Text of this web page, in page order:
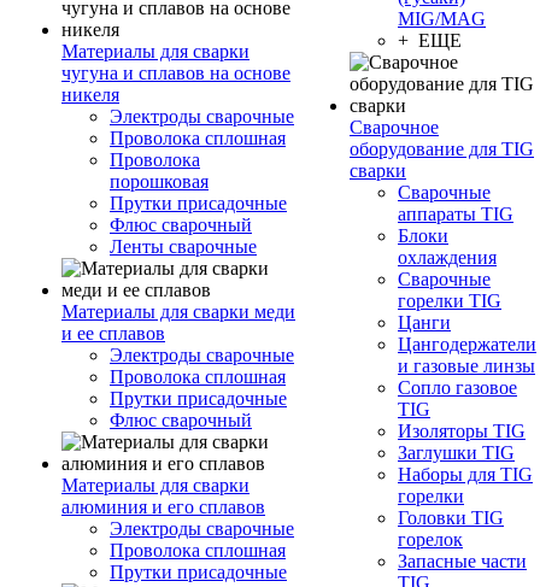
Материалы для сварки
чугуна и сплавов на основе
никеля
Электроды сварочные
Проволока сплошная
Проволока
порошковая
Прутки присадочные
Флюс сварочный
Ленты сварочные
Материалы для сварки меди
и ее сплавов
Электроды сварочные
Проволока сплошная
Прутки присадочные
Флюс сварочный
Материалы для сварки
алюминия и его сплавов
Электроды сварочные
Проволока сплошная
Прутки присадочные
MIG/MAG
+ ЕЩЕ
Сварочное
оборудование для TIG
сварки
Сварочные
аппараты TIG
Блоки
охлаждения
Сварочные
горелки TIG
Цанги
Цангодержатели
и газовые линзы
Сопло газовое
TIG
Изоляторы TIG
Заглушки TIG
Наборы для TIG
горелки
Головки TIG
горелок
Запасные части
TIG